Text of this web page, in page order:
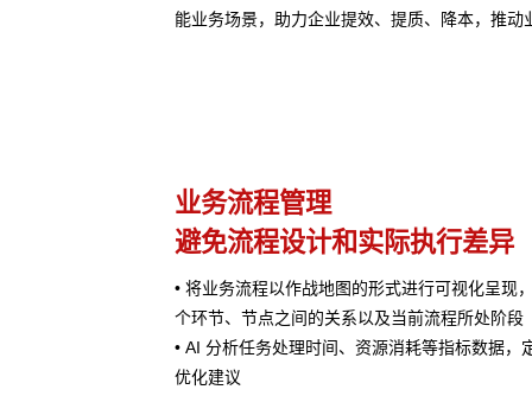
能业务场景，助力企业提效、提质、降本，推动
业务流程管理
避免流程设计和实际执行差异
• 将业务流程以作战地图的形式进行可视化呈现
个环节、节点之间的关系以及当前流程所处阶段
• AI 分析任务处理时间、资源消耗等指标数据，
优化建议